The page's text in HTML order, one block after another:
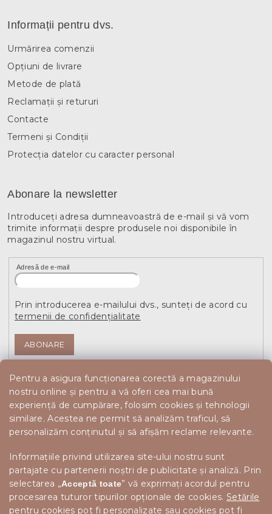
Pentru a asigura funcționarea corectă a magazinului
nostru online și pentru a vă oferi cea mai bună
experiență de cumpărare, folosim cookies și tehnologii
similare. Acestea ne permit să analizăm traficul, să
personalizăm conținutul și să afișăm reclame relevante.
Informațiile privind utilizarea site-ului nostru sunt
partajate cu partenerii noștri de publicitate și analiză. Prin
selectarea „Acceptă toate” vă exprimați acordul pentru
procesarea tuturor tipurilor opționale de cookies. Setările
pentru cookies pot fi personalizate sau cookies pot fi
Informații pentru dvs.
Urmărirea comenzii
Opțiuni de livrare
Metode de plată
Reclamații și retururi
Contacte
Termeni și Condiții
Protecția datelor cu caracter personal
Abonare la newsletter
Introduceţi adresa dumneavoastră de e-mail şi vă vom
trimite informaţii despre produsele noi disponibile în
magazinul nostru virtual.
Adresă de e-mail
Prin introducerea e-mailului dvs., sunteți de acord cu
termenii de confidențialitate
ABONARE